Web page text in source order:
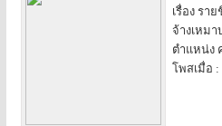
เรื่อง รา
จ้างเหมา
ตำแหน่ง
โพสเมื่อ